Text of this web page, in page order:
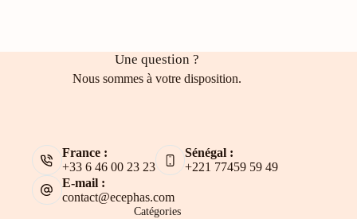
Une question ?
Nous sommes à votre disposition.
France :
+33 6 46 00 23 23
Sénégal :
+221 77459 59 49
E-mail :
contact@ecephas.com
Catégories